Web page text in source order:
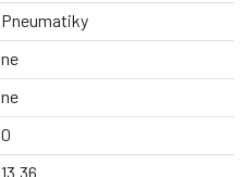
Pneumatiky
ne
ne
0
13.36